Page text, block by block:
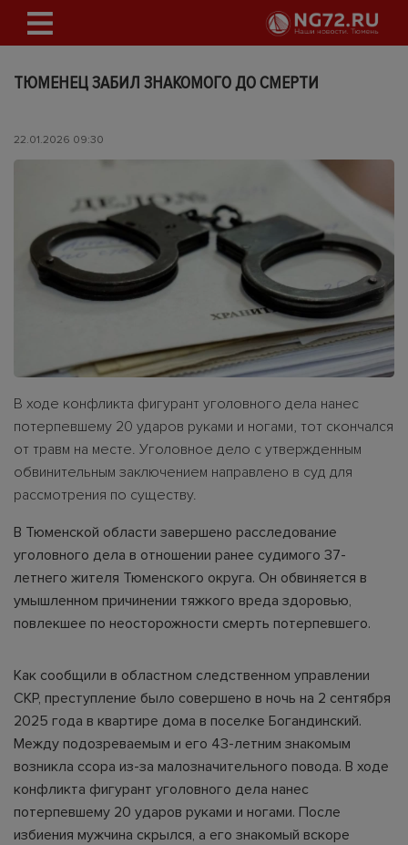
ТЮМЕНЕЦ ЗАБИЛ ЗНАКОМОГО ДО СМЕРТИ
22.01.2026 09:30
В ходе конфликта фигурант уголовного дела нанес
потерпевшему 20 ударов руками и ногами, тот скончался
от травм на месте. Уголовное дело с утвержденным
обвинительным заключением направлено в суд для
рассмотрения по существу.
В Тюменской области завершено расследование
уголовного дела в отношении ранее судимого 37-
летнего жителя Тюменского округа. Он обвиняется в
умышленном причинении тяжкого вреда здоровью,
повлекшее по неосторожности смерть потерпевшего.
Как сообщили в областном следственном управлении
СКР, преступление было совершено в ночь на 2 сентября
2025 года в квартире дома в поселке Богандинский.
Между подозреваемым и его 43-летним знакомым
возникла ссора из-за малозначительного повода. В ходе
конфликта фигурант уголовного дела нанес
потерпевшему 20 ударов руками и ногами. После
избиения мужчина скрылся, а его знакомый вскоре